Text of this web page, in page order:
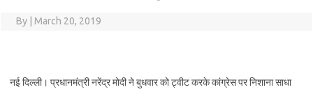
By March 20, 2019
नई दिल्ली। प्रधानमंत्री नरेंद्र मोदी ने बुधवार को ट्वीट करके कांग्रेस पर निशाना साधा